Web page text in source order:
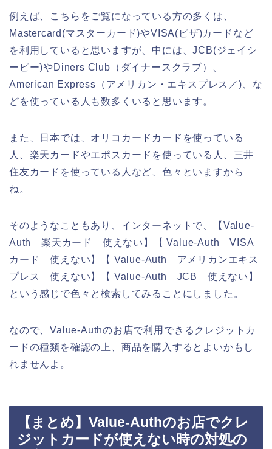
例えば、こちらをご覧になっている方の多くは、
Mastercard(マスターカード)やVISA(ビザ)カードなど
を利用していると思いますが、中には、JCB(ジェイシ
ービー)やDiners Club（ダイナースクラブ）、
American Express（アメリカン・エキスプレス／)、な
どを使っている人も数多くいると思います。
また、日本では、オリコカードカードを使っている
人、楽天カードやエポスカードを使っている人、三井
住友カードを使っている人など、色々といますから
ね。
そのようなこともあり、インターネットで、【Value-
Auth 楽天カード 使えない】【 Value-Auth VISA
カード 使えない】【 Value-Auth アメリカンエキス
プレス 使えない】【 Value-Auth JCB 使えない】
という感じで色々と検索してみることにしました。
なので、Value-Authのお店で利用できるクレジットカ
ードの種類を確認の上、商品を購入するとよいかもし
れませんよ。
【まとめ】Value-Authのお店でクレ
ジットカードが使えない時の対処の